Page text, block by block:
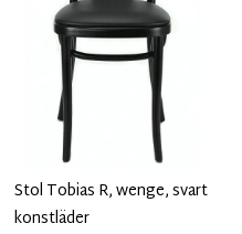
Stol Tobias R, wenge, svart
konstläder